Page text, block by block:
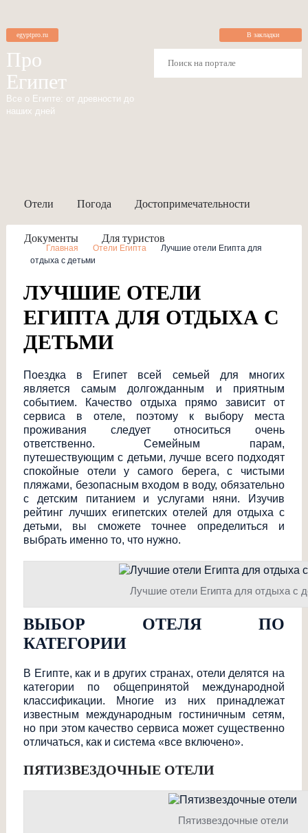
egyptpro.ru
Про
Египет
Все о Египте: от древности до
наших дней
В закладки
Отели Погода Достопримечательности
Документы Для туристов
Главная Отели Египта
Лучшие отели Египта для
отдыха с детьми
ЛУЧШИЕ ОТЕЛИ
ЕГИПТА ДЛЯ ОТДЫХА С
ДЕТЬМИ
Поездка в Египет всей семьей для многих
является самым долгожданным и приятным
событием. Качество отдыха прямо зависит от
сервиса в отеле, поэтому к выбору места
проживания следует относиться очень
ответственно. Семейным парам,
путешествующим с детьми, лучше всего подходят
спокойные отели у самого берега, с чистыми
пляжами, безопасным входом в воду, обязательно
с детским питанием и услугами няни. Изучив
рейтинг лучших египетских отелей для отдыха с
детьми, вы сможете точнее определиться и
выбрать именно то, что нужно.
Лучшие отели Египта для отдыха с
ВЫБОР ОТЕЛЯ ПО
КАТЕГОРИИ
В Египте, как и в других странах, отели делятся на
категории по общепринятой международной
классификации. Многие из них принадлежат
известным международным гостиничным сетям,
но при этом качество сервиса может существенно
отличаться, как и система «все включено».
ПЯТИЗВЕЗДОЧНЫЕ ОТЕЛИ
Пятизвездочные отели